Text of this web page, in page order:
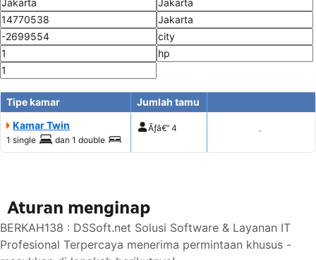
Tipe kamar
Jumlah tamu
Kamar Twin
1 single dan 1 double
Ãƒâ€” 4 Tampilkan harga
Aturan menginap
BERKAH138 : DSSoft.net Solusi Software & Layanan IT
Profesional Terpercaya menerima permintaan khusus -